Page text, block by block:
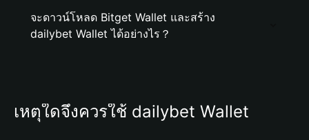
จะดาวน์โหลด Bitget Wallet และสร้าง
dailybet Wallet ได้อย่างไร？
เหตุใดจึงควรใช้ dailybet Wallet